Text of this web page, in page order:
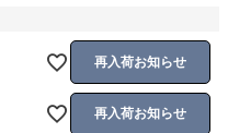
再入荷お知らせ
再入荷お知らせ